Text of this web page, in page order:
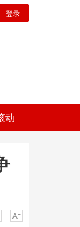
登录
动